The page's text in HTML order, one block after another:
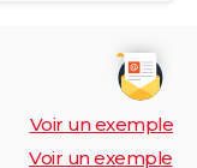
Voir un exemple
Voir un exemple